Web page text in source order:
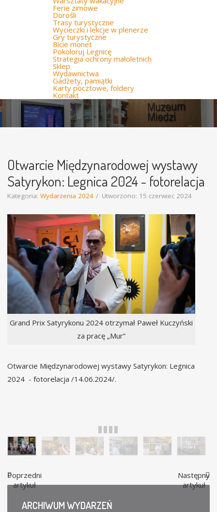
Ferie zimowe
Dorośli
Trasy turystyczne
Wycieczki i lekcje w plenerze
Gry turystyczne
Bicie monet
Pokoloruj Legnicę
Strategia ochrony małoletnich
Sklep
Wydawnictwa
Gadżety, pamiątki
Karty pocztowe, foldery
Kontakt
Otwarcie Międzynarodowej wystawy
Satyrykon: Legnica 2024 - fotorelacja
Kategoria: Wydarzenia 2024 Utworzono: 15 czerwiec 2024
Grand Prix Satyrykonu 2024 otrzymał Paweł Kuczyński
za pracę „Mur”
Otwarcie Międzynarodowej wystawy Satyrykon: Legnica
2024 - fotorelacja /14.06.2024/.
Poprzedni
artykuł
Następny
artykuł
ARCHIWUMWYDARZEŃ